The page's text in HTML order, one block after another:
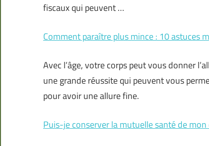
fiscaux qui peuvent …
Comment paraître plus mince : 10 astuces
Avec l’âge, votre corps peut vous donner
une grande réussite qui peuvent vous
pour avoir une allure fine.
Puis-je conserver la mutuelle santé de